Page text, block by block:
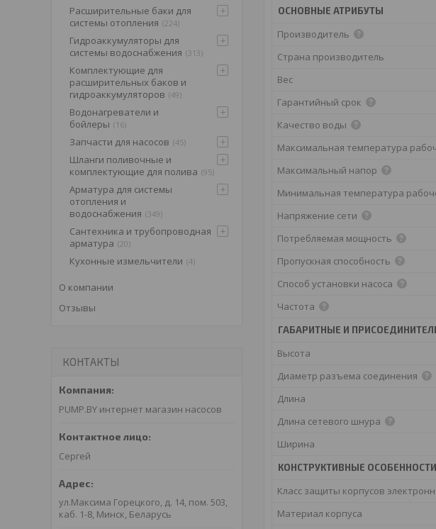
ОСНОВНЫЕ АТРИБУТЫ
Производитель
Страна производитель
Вес
Гарантийный срок
Качество воды
Максимальная температура
Максимальный напор
Минимальная температура
Напряжение сети
Потребляемая мощность
Пропускная способность
Способ установки насоса
Частота
ГАБАРИТНЫЕ И
Высота
Диаметр разъема соединения
Длина
Длина сетевого шнура
Ширина
КОНСТРУКТИВНЫЕ ОСОБЕННОСТИ
Класс защиты корпусов
Материал корпуса
Расширительные баки для
системы отопления 224
Гидроаккумуляторы для
системы водоснабжения 313
Комплектующие для
расширительных баков и
гидроаккумуляторов 49
Водонагреватели и
бойлеры
16
Запчасти для насосов 45
Шланги поливочные и
комплектующие для полива 95
Арматура для системы
отопления и
водоснабжения 349
Сантехника и трубопроводная
арматура 20
Кухонные измельчители 4
О компании
Отзывы
КОНТАКТЫ
PUMP.BY интернет магазин насосов
Сергей
ул.Максима Горецкого, д. 14, пом. 503,
каб. 1-8, Минск, Беларусь